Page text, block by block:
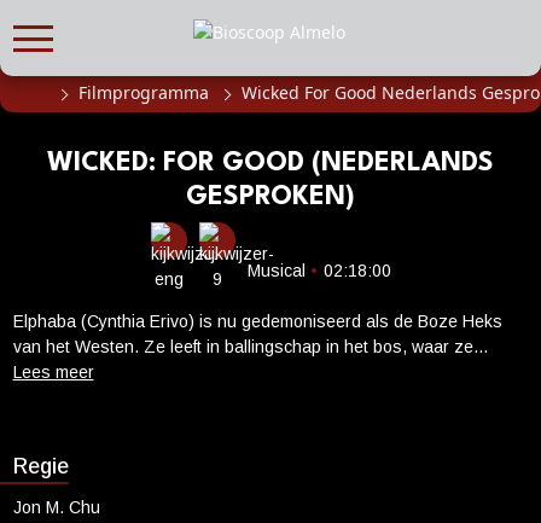
FILMPROGRAMMA
Aanmelden filmprogramma
Kinderfeestjes
Privébioscoop of zaalhuur
ABONNEMENT
Alle informatie
CADEAUTIPS
Filmprogramma Wicked For Good Nederlands
WICKED: FOR GOOD (NEDERLANDS
GESPROKEN)
Musical • 02:18:00
Elphaba (Cynthia Erivo) is nu gedemoniseerd als de Boze Heks
van het Westen. Ze leeft in ballingschap in het bos, waar ze
doorgaat met haar strijd voor de tot zwijgen gebrachte dieren van
Regie
Jon M. Chu